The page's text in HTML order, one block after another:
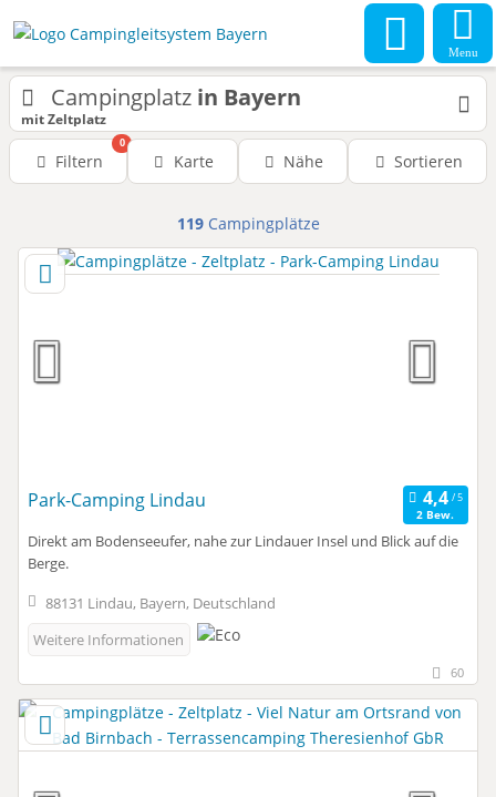
Menu
Campingplatz in Bayern
mit Zeltplatz
Filtern
0
Karte Nähe Sortieren
119Campingplätze
Park-Camping Lindau
2 Bew.
Direkt am Bodenseeufer, nahe zur Lindauer Insel und Blick auf die
Berge.
88131 Lindau, Bayern, Deutschland
Weitere Informationen
60